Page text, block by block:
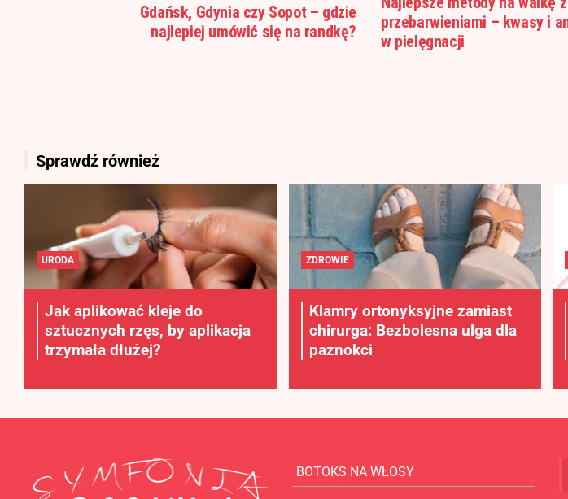
Gdańsk, Gdynia czy Sopot – gdzie
najlepiej umówić się na randkę?
przebarwieniami – kwasy i
w pielęgnacji
Sprawdź również
URODA
Jak aplikować kleje do
sztucznych rzęs, by aplikacja
trzymała dłużej?
ZDROWIE
Klamry ortonyksyjne zamiast
chirurga: Bezbolesna ulga dla
paznokci
BOTOKS NA WŁOSY